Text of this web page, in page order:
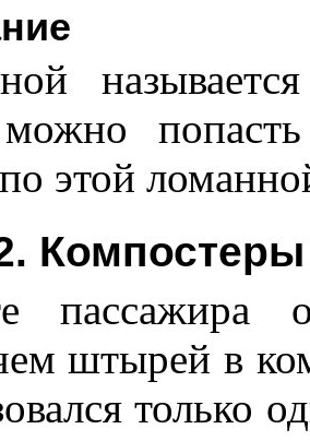
можно
этой
Компостеры
пассажира
штырей в
только